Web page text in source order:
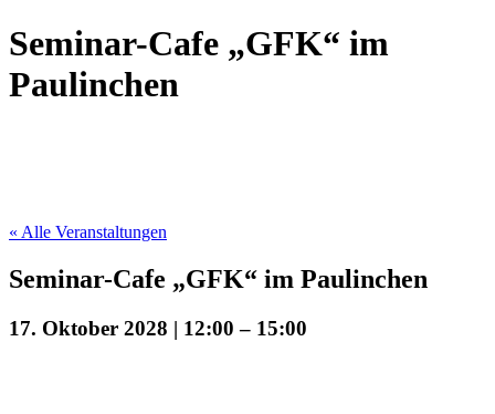
Seminar-Cafe „GFK“ im
Paulinchen
« Alle Veranstaltungen
Seminar-Cafe „GFK“ im Paulinchen
17. Oktober 2028 | 12:00 – 15:00